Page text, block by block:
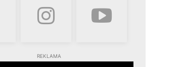
REKLAMA